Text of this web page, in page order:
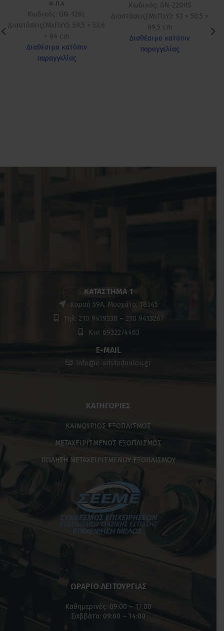
Φ.Π.Α
Κωδικός: GN-126L
Διαστάσεις(ΜxΠxΥ): 59,5 × 53,6
× 84 cm
Διαθέσιμο κατόπιν
παραγγελίας
Κωδικός: GN-220HS
Διαστάσεις(ΜxΠxΥ): 92 × 50,5 ×
89,5 cm
Διαθέσιμο κατόπιν
παραγγελίας
E-MAIL
info@e-xristodoulou.gr
ΚΑΤΗΓΟΡΊΕΣ
ΠΛΗΡΟΦΟΡΙΕΣ